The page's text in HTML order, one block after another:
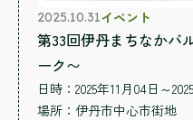
2025.10.31イベント
第33回伊丹まちなかバ
ーク〜
日時：2025年11月04日～
場所： 伊丹市中心市街地